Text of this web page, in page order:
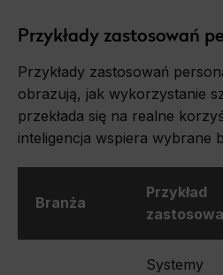
Przykłady zastosowań
Przykłady zastosowań
obrazują, jak wykorzystanie
przekłada się na realne
inteligencja wspiera wybrane
Branża
Przykład
Systemy